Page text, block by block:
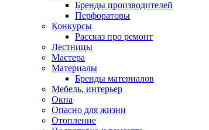
Бренды производителей
Перфораторы
Конкурсы
Рассказ про ремонт
Лестницы
Мастера
Материалы
Бренды материалов
Мебель, интерьер
Окна
Опасно для жизни
Отопление